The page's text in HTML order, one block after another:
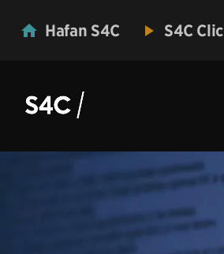
Hafan S4C S4C Clic